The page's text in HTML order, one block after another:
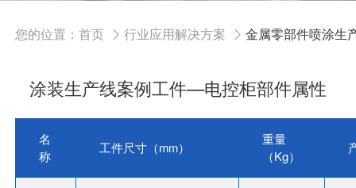
免费热线：400-901-8969 微信手机号：17316910092
您的位置： 首页 行业应用解决方案 金属零部件喷涂生
涂装生产线案例工件—电控柜部件属性
名
称
工件尺寸（mm）
重量
（Kg）